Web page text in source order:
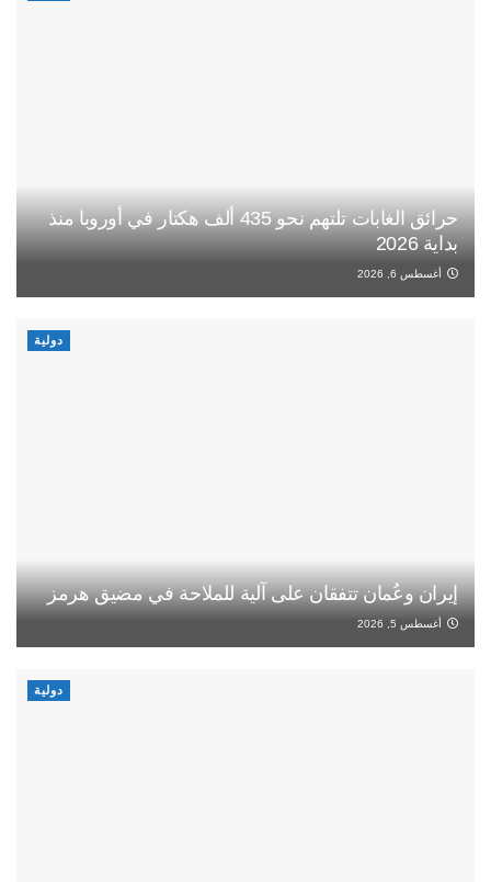
حرائق الغابات تلتهم نحو 435 ألف هكتار في أوروبا منذ
بداية 2026
أغسطس 6, 2026
دولية
إيران وعُمان تتفقان على آلية للملاحة في مضيق هرمز
أغسطس 5, 2026
دولية